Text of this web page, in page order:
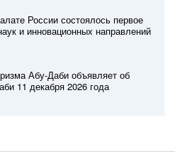
России состоялось первое
и инновационных направлений
Абу-Даби объявляет об
11 декабря 2026 года